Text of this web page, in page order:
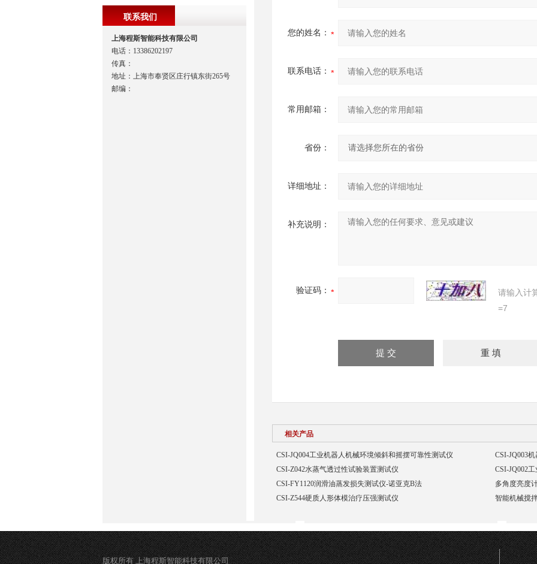
您的姓名：
联系电话：
常用邮箱：
省份：
详细地址：
补充说明：
验证码：
请输入计
=7
相关产品
CSI-JQ004工业机器人机械环境倾斜和摇摆可靠性测试仪
CSI-JQ003
CSI-Z042水蒸气透过性试验装置测试仪
CSI-JQ002
CSI-FY1120润滑油蒸发损失测试仪-诺亚克B法
多角度亮度
CSI-Z544硬质人形体模治疗压强测试仪
智能机械搅
联系我们
上海程斯智能科技有限公司
电话：13386202197
传真：
地址：上海市奉贤区庄行镇东街265号
邮编：
版权所有 上海程斯智能科技有限公司